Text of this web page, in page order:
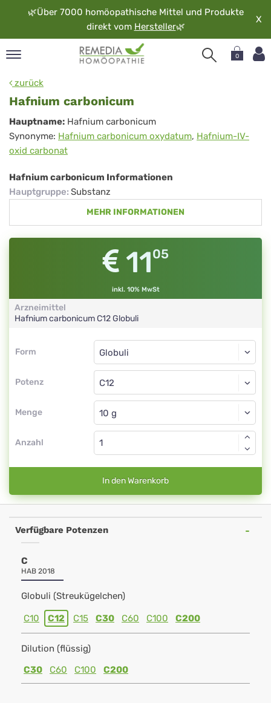
🌿Über 7000 homöopathische Mittel und Produkte
direkt vom Hersteller🌿
X
0
zurück
Hafnium carbonicum
Hafnium
carbonicum
Hauptname: Hafnium carbonicum
Synonyme: Hafnium carbonicum oxydatum, Hafnium-IV-
oxid carbonat
Hafnium carbonicum Informationen
Hauptgruppe: Substanz
MEHR INFORMATIONEN
1105
inkl. 10% MwSt
Arzneimittel
Hafnium carbonicumC12Globuli
Form
Form
Potenz
Globuli
C12
Menge
Globuli
Anzahl
In den Warenkorb
Verfügbare Potenzen
C
HAB 2018
Globuli (Streukügelchen)
C10 C12 C15 C30 C60 C100 C200
Dilution (flüssig)
C30
C60 C100 C200